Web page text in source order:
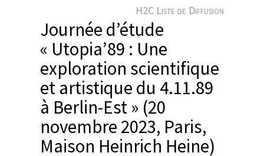
H2C Liste de Diffusion
Journée d’étude
« Utopia’89 : Une
exploration scientifique
et artistique du 4.11.89
à Berlin-Est » (20
novembre 2023, Paris,
Maison Heinrich Heine)